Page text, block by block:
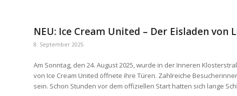
NEU: Ice Cream United – Der Eisladen von
8. September 2025
Am Sonntag, den 24. August 2025, wurde in der Inneren
von Ice Cream United öffnete ihre Türen. Zahlreiche
sein. Schon Stunden vor dem offiziellen Start hatten sich lange